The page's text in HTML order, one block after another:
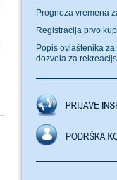
Prognoza vremena
Registracija prvo
Popis ovlaštenika
dozvola za